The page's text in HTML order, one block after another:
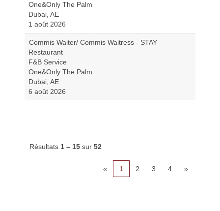
One&Only The Palm
Dubai, AE
1 août 2026
Commis Waiter/ Commis Waitress - STAY
Restaurant
F&B Service
One&Only The Palm
Dubai, AE
6 août 2026
Résultats 1 – 15 sur 52
« 1 2 3 4 »